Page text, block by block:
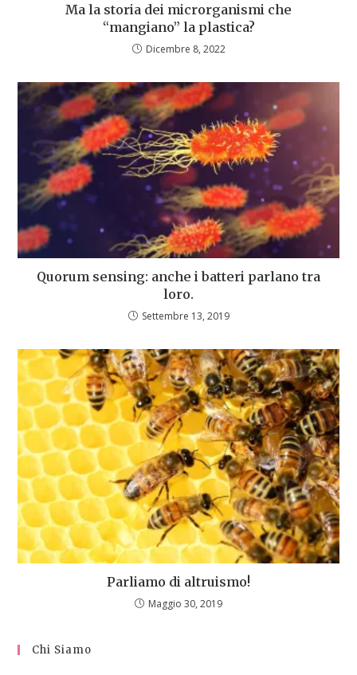
Ma la storia dei microrganismi che
“mangiano” la plastica?
Dicembre 8, 2022
Quorum sensing: anche i batteri parlano tra
loro.
Settembre 13, 2019
Parliamo di altruismo!
Maggio 30, 2019
Chi Siamo